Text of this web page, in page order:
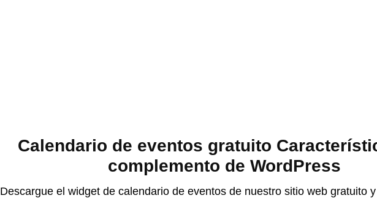
Calendario de eventos gratuito
complemento de WordPress
Descargue el widget de calendario de eventos de nuestro sitio web gratuito